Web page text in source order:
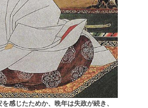
感じたためか、晩年は失政が続き、